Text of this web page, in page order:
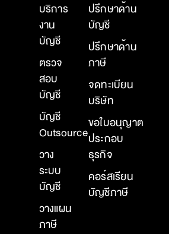
บริการ
งาน
บัญชี
ตรวจ
สอบ
บัญชี
บัญชี
Outsource
วาง
ระบบ
บัญชี
วางแผน
ภาษี
ปรึกษาด้าน
บัญชี
ปรึกษาด้าน
ภาษี
จดทะเบียน
บริษัท
ขอใบอนุญาต
ประกอบ
ธุรกิจ
คอร์สเรียน
บัญชีภาษี